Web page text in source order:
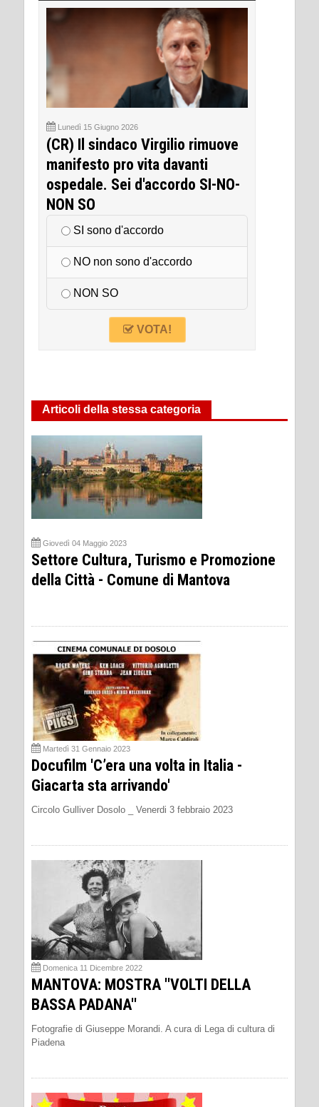
Lunedì 15 Giugno 2026
(CR) Il sindaco Virgilio rimuove
manifesto pro vita davanti
ospedale. Sei d'accordo SI-NO-
NON SO
SI sono d'accordo
NO non sono d'accordo
NON SO
VOTA!
Articoli della stessa categoria
Giovedì 04 Maggio 2023
Settore Cultura, Turismo e Promozione
della Città - Comune di Mantova
Martedì 31 Gennaio 2023
Docufilm 'C’era una volta in Italia -
Giacarta sta arrivando'
Circolo Gulliver Dosolo _ Venerdi 3 febbraio 2023
Domenica 11 Dicembre 2022
MANTOVA: MOSTRA ''VOLTI DELLA
BASSA PADANA''
Fotografie di Giuseppe Morandi. A cura di Lega di cultura di
Piadena